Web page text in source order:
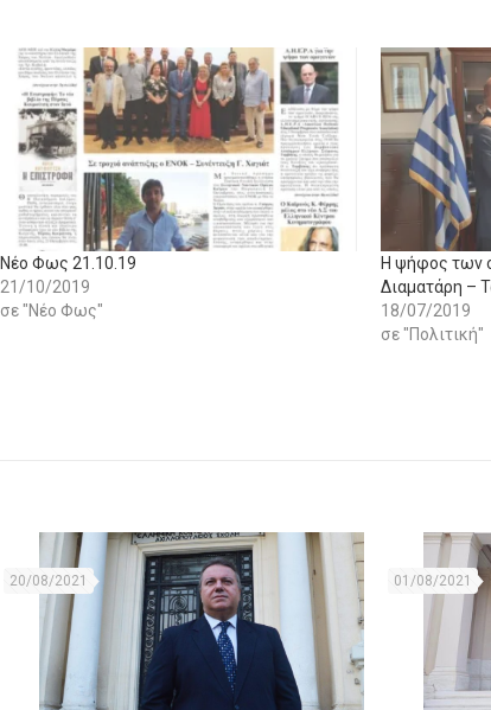
Νέο Φως 21.10.19
21/10/2019
σε "Νέο Φως"
Η ψήφος των
Διαματάρη –
18/07/2019
σε "Πολιτική"
20/08/2021 01/08/2021